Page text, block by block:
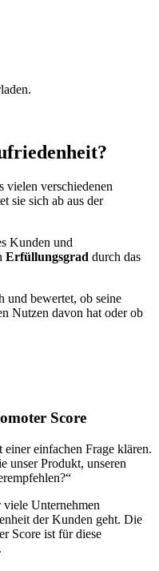
vielen verschiedenen
sie sich ab aus der
Kunden und
Erfüllungsgrad durch das
und bewertet, ob seine
Nutzen davon hat oder ob
Score
einfachen Frage klären.
unser Produkt, unseren
Unternehmen
der Kunden geht. Die
Score ist für diese